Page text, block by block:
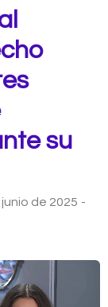
su
de 2025 -